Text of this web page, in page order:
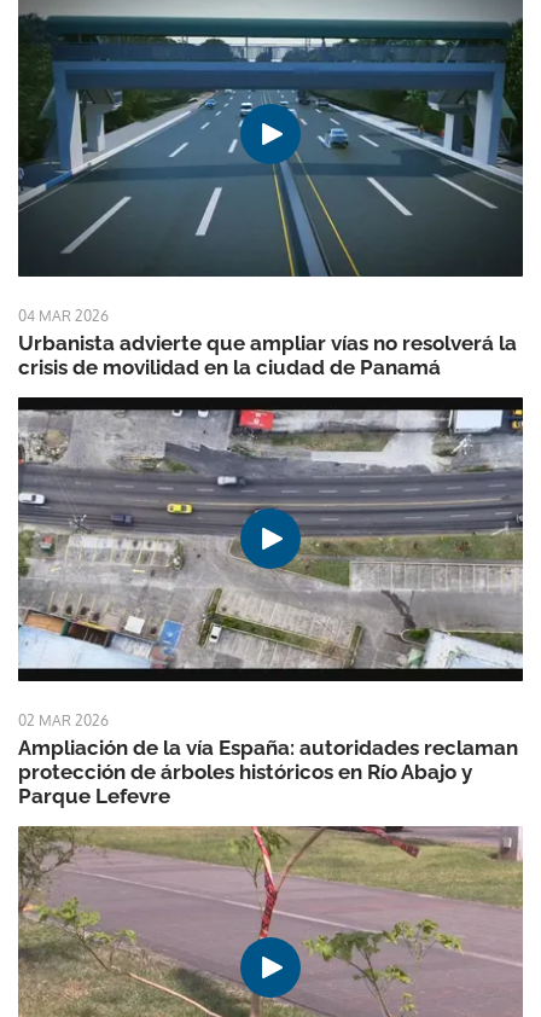
04 MAR 2026
Urbanista advierte que ampliar vías no resolverá la
crisis de movilidad en la ciudad de Panamá
02 MAR 2026
Ampliación de la vía España: autoridades reclaman
protección de árboles históricos en Río Abajo y
Parque Lefevre